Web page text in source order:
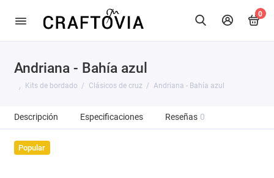
0
Andriana - Bahía azul
Kits de bordado Clásicos de cruz Andriana - Bahía azul
Descripción Especificaciones Reseñas 0
Popular